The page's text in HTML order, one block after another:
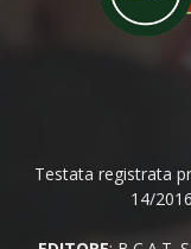
Testata registrata
14/